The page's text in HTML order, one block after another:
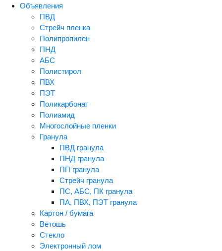
Объявления
ПВД
Стрейч пленка
Полипропилен
ПНД
АБС
Полистирол
ПВХ
ПЭТ
Поликарбонат
Полиамид
Многослойные пленки
Гранула
ПВД гранула
ПНД гранула
ПП гранула
Стрейч гранула
ПС, АБС, ПК гранула
ПА, ПВХ, ПЭТ гранула
Картон / бумага
Ветошь
Стекло
Электронный лом